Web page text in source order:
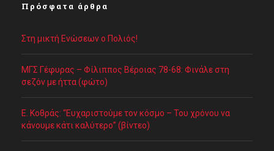
Πρόσφατα άρθρα
Στη μικτή Ενώσεων ο Πολιός!
ΜΓΣ Γέφυρας – Φίλιππος Βέροιας 78-68: Φινάλε στη
σεζόν με ήττα (φώτο)
Ε. Κοθράς: “Ευχαριστούμε τον κόσμο – Του χρόνου να
κάνουμε κάτι καλύτερο” (βίντεο)